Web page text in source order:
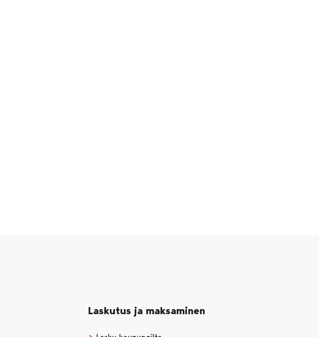
Laskutus ja maksaminen